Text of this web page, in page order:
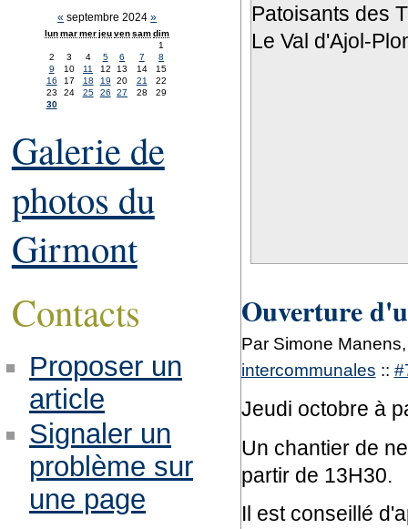
Patoisants des
Le Val d'Ajol-
Ouverture
Par Simone
intercommunales ::
Jeudi octobre à
Un chantier de
partir de 13H30.
Il est conseillé
« septembre 2024»
lunmarmerjeuvensamdim
1
2
3 4 5 6 7
8
9
10 11 12 13 14
15
16
17 18 19 20 21
22
23
24 25 26 27 28
29
30
Galerie de
photos du
Girmont
Contacts
Proposer un
article
Signaler un
problème sur
une page